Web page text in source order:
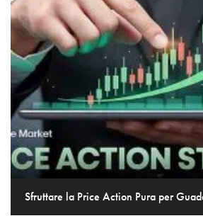
Sfruttare la Price Action Pura per